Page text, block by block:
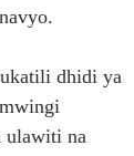
dhidi ya
ulawiti na